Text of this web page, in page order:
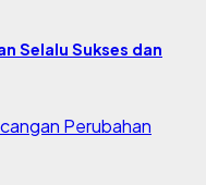
Selalu Sukses dan